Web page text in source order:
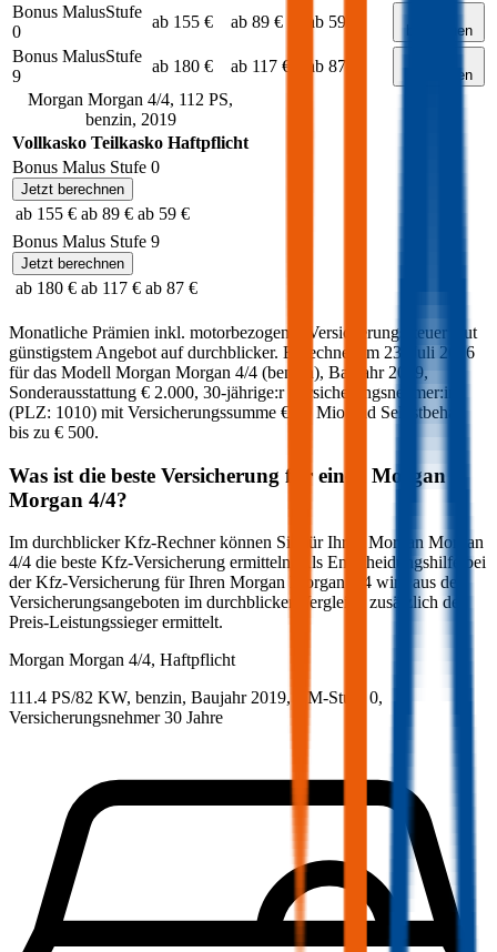
Bonus MalusStufe
0
ab 155 € ab 89 € ab 59 €
berechnen
Bonus MalusStufe
9
ab 180 € ab 117 € ab 87 €
berechnen
Morgan Morgan 4/4, 112 PS,
benzin, 2019
Vollkasko Teilkasko Haftpflicht
Bonus Malus Stufe 0
Jetzt berechnen
ab 155 € ab 89 € ab 59 €
Bonus Malus Stufe 9
Jetzt berechnen
ab 180 € ab 117 € ab 87 €
Monatliche Prämien inkl. motorbezogener Versicherungssteuer laut
günstigstem Angebot auf durchblicker. Berechnet am 23. Juli 2026
für das Modell Morgan Morgan 4/4 (benzin), Baujahr 2019,
Sonderausstattung € 2.000, 30-jährige:rVersicherungsnehmer:in
(PLZ: 1010) mit Versicherungssumme € 20 Mio und Selbstbehalt
bis zu € 500.
Was ist die beste Versicherung für einen Morgan
Morgan 4/4?
Im durchblicker Kfz-Rechner können Sie für Ihren Morgan Morgan
4/4 die beste Kfz-Versicherung ermitteln. Als Entscheidungshilfe bei
der Kfz-Versicherung für Ihren Morgan Morgan 4/4 wird aus den
Versicherungsangeboten im durchblicker Vergleich zusätzlich der
Preis-Leistungssieger ermittelt.
Morgan Morgan 4/4, Haftpflicht
111.4 PS/82 KW, benzin, Baujahr 2019, BM-Stufe 0,
Versicherungsnehmer 30 Jahre